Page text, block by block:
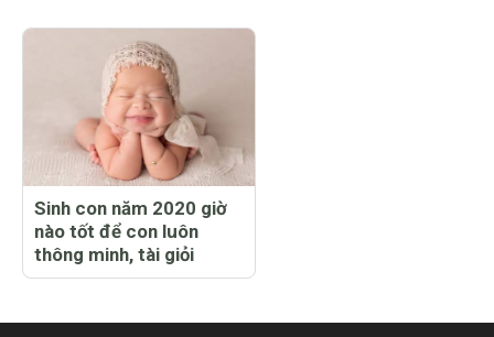
Sinh con năm 2020 giờ
nào tốt để con luôn
thông minh, tài giỏi